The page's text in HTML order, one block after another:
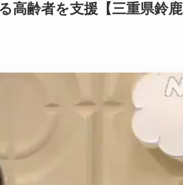
高齢者を支援【三重県鈴鹿